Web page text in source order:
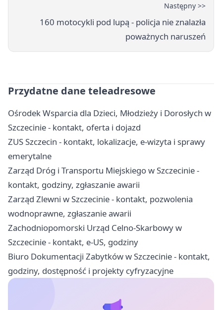
Następny >>
160 motocykli pod lupą - policja nie znalazła
poważnych naruszeń
Przydatne dane teleadresowe
Ośrodek Wsparcia dla Dzieci, Młodzieży i Dorosłych w
Szczecinie - kontakt, oferta i dojazd
ZUS Szczecin - kontakt, lokalizacje, e-wizyta i sprawy
emerytalne
Zarząd Dróg i Transportu Miejskiego w Szczecinie -
kontakt, godziny, zgłaszanie awarii
Zarząd Zlewni w Szczecinie - kontakt, pozwolenia
wodnoprawne, zgłaszanie awarii
Zachodniopomorski Urząd Celno-Skarbowy w
Szczecinie - kontakt, e-US, godziny
Biuro Dokumentacji Zabytków w Szczecinie - kontakt,
godziny, dostępność i projekty cyfryzacyjne